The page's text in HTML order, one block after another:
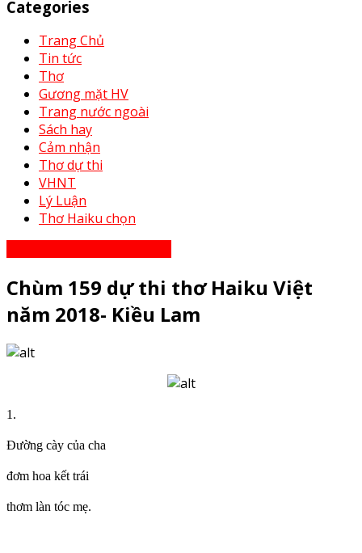
Categories
Trang Chủ
Tin tức
Thơ
Gương mặt HV
Trang nước ngoài
Sách hay
Cảm nhận
Thơ dự thi
VHNT
Lý Luận
Thơ Haiku chọn
Chùm 159 dự thi thơ Haiku Việt
năm 2018- Kiều Lam
1.
Đường cày của cha
đơm hoa kết trái
thơm làn tóc mẹ.